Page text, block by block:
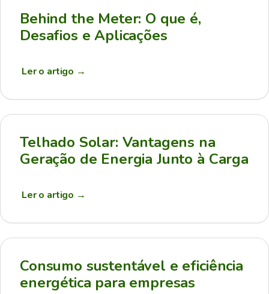
Behind the Meter: O que é,
Desafios e Aplicações
Ler o artigo →
Telhado Solar: Vantagens na
Geração de Energia Junto à Carga
Ler o artigo →
Consumo sustentável e eficiência
energética para empresas